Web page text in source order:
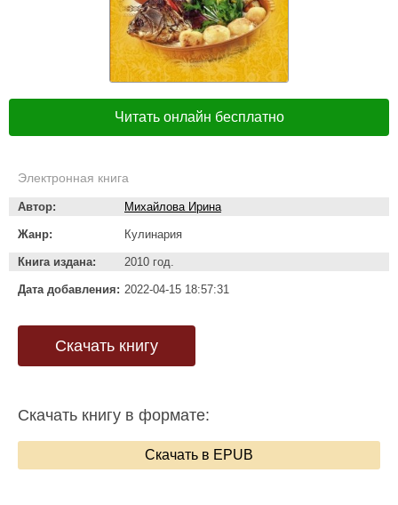
Читать онлайн бесплатно
Электронная книга
Автор: Михайлова Ирина
Жанр: Кулинария
Книга издана: 2010 год.
Дата добавления: 2022-04-15 18:57:31
Скачать книгу
Скачать книгу в формате:
Скачать в EPUB